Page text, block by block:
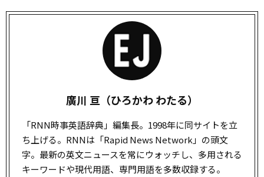
廣川 亘（ひろかわ わたる）
「RNN時事英語辞典」編集長。1998年に同サイトを立
ち上げる。RNNは「Rapid News Network」の頭文
字。最新の英文ニュースを常にウォッチし、多用される
キーワードや現代用語、専門用語を多数収録する。